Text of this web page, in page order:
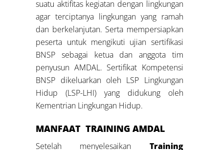
suatu aktifitas kegiatan dengan lingkungan
agar terciptanya lingkungan yang ramah
dan berkelanjutan. Serta mempersiapkan
peserta untuk mengikuti ujian sertifikasi
BNSP sebagai ketua dan anggota tim
penyusun AMDAL. Sertifikat Kompetensi
BNSP dikeluarkan oleh LSP Lingkungan
Hidup (LSP-LHI) yang didukung oleh
Kementrian Lingkungan Hidup.
MANFAAT TRAINING AMDAL
Setelah menyelesaikan Training